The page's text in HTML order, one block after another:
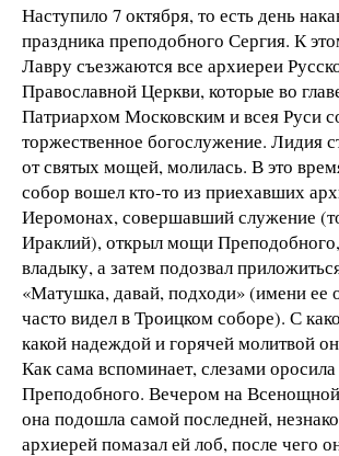
Наступило 7 октября, то есть день
праздника преподобного Сергия. К
Лавру съезжаются все архиереи
Православной Церкви, которые во
Патриархом Московским и всея Руси
торжественное богослужение. Лидия
от святых мощей, молилась. В это
собор вошел кто-то из приехавших
Иеромонах, совершавший служение
Ираклий), открыл мощи
владыку, а затем подозвал
«Матушка, давай, подходи» (имени ее
часто видел в Троицком соборе). С
какой надеждой и горячей молитвой
Как сама вспоминает, слезами
Преподобного. Вечером на
она подошла самой последней,
архиерей помазал ей лоб, после чего